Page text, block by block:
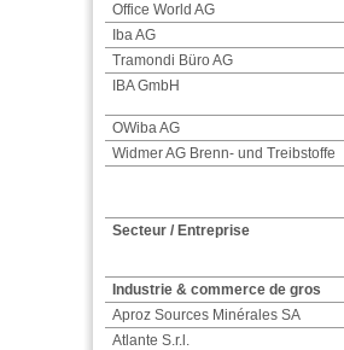
Office World AG
Iba AG
Tramondi Büro AG
IBA GmbH
OWiba AG
Widmer AG Brenn- und Treibstoffe
Secteur / Entreprise
Industrie & commerce de gros
Aproz Sources Minérales SA
Atlante S.r.l.